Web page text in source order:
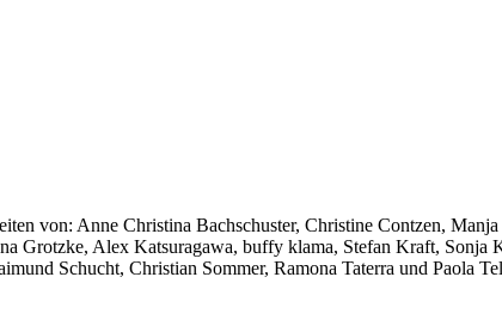
von: Anne Christina Bachschuster, Christine Contzen,
Grotzke, Alex Katsuragawa, buffy klama, Stefan Kraft,
Schucht, Christian Sommer, Ramona Taterra und Paola